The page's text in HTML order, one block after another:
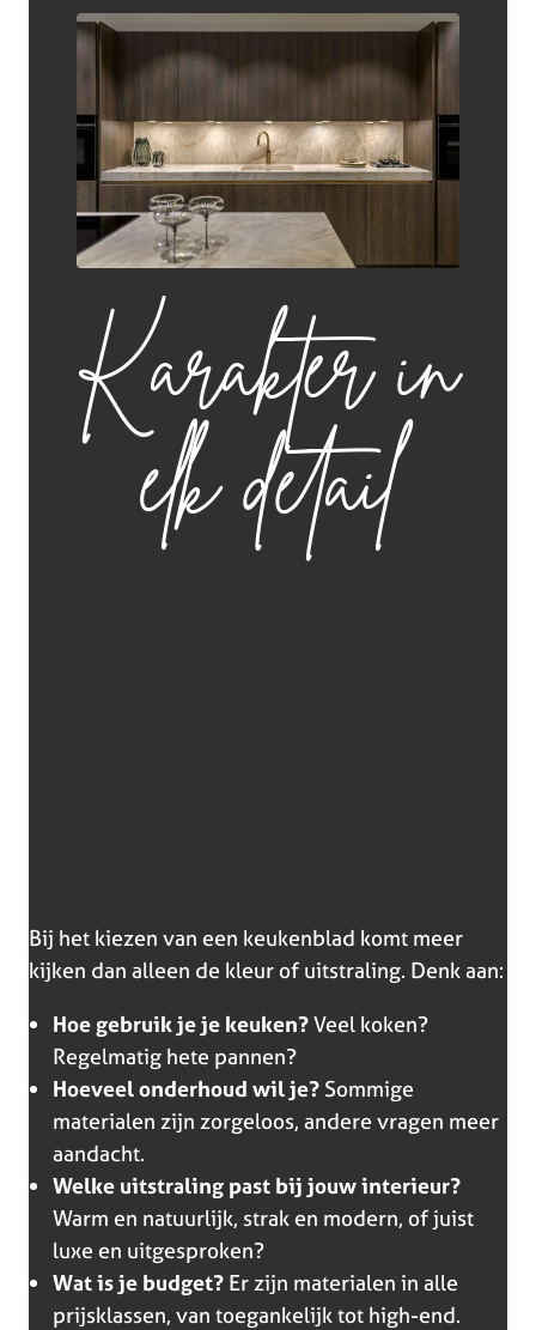
Karakter in
elk detail
Bij het kiezen van een keukenblad komt meer
kijken dan alleen de kleur of uitstraling. Denk aan:
Hoe gebruik je je keuken?Veel koken?
Regelmatig hete pannen?
Hoeveel onderhoud wil je? Sommige
materialen zijn zorgeloos, andere vragen meer
aandacht.
Welke uitstraling past bij jouw interieur?
Warm en natuurlijk, strak en modern, of juist
luxe en uitgesproken?
Wat is je budget? Er zijn materialen in alle
prijsklassen, van toegankelijk tot high-end.